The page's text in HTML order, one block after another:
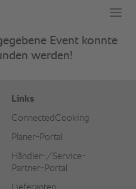
Event konnte
werden!